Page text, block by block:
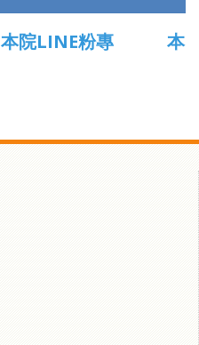
本院LINE粉專
本